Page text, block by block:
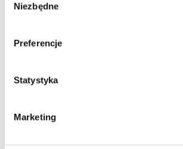
zgody
Niezbędne
Preferencje
Statystyka
Marketing
ogrodu lub zabudowy, łączący trwałość